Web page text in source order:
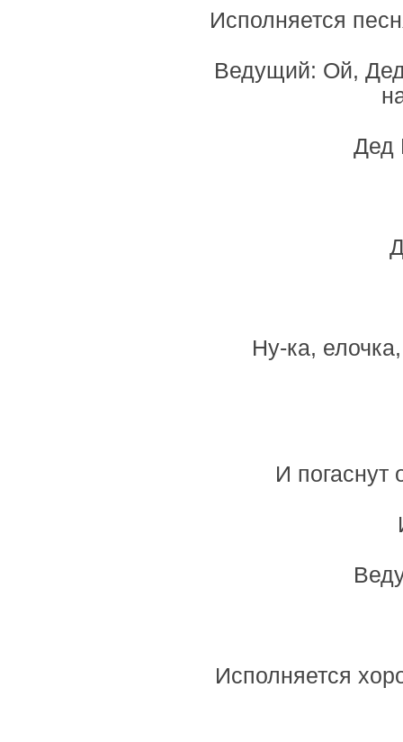
Исполняется
Ведущий: Ой, Дед
Дед
Ну-ка,
И погаснут
Исполняется